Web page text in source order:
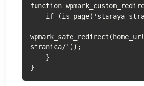
function
stranica/'));
}